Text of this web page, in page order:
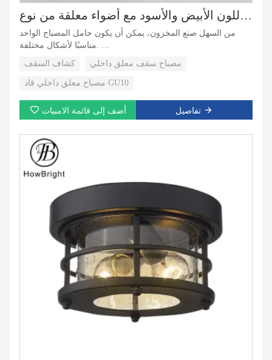
ثريا حديثة ملونة باللون الأبيض والأسود مع أضواء معلقة من نوع GU10
من السهل صنع المخزون، يمكن أن يكون حامل المصباح الواحد
شحن سريع
كشاف السقف مصباح سقف معلق داخلي
مصباح معلق داخلي قاد GU10
أضف إلى قائمة الامنيات تفاصيل